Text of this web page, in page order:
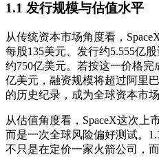
1.1 发行规模与估值水平
从传统资本市场角度看，
每股135美元、发行约5.555亿
约750亿美元。若按这一价格完
亿美元，融资规模将超过阿里
的历史纪录，成为全球资本市
从估值角度看，SpaceX这次上
而是一次全球风险偏好测试。
不只是在定价一家火箭公司，